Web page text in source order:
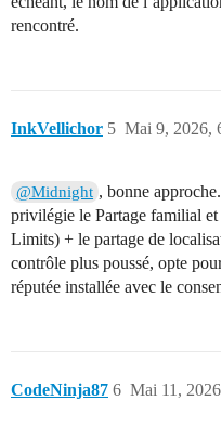
rencontré.
InkVellichor Mai 9, 2026,
5
@Midnight , bonne
privilégie le Partage familial
Limits) + le partage de
contrôle plus poussé, opte
réputée installée avec le
CodeNinja87 Mai 11,
6